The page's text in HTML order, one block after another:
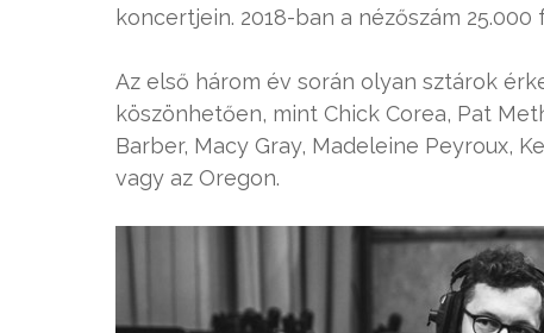
koncertjein. 2018-ban a nézőszám
Az első három év során olyan sztárok
köszönhetően, mint Chick Corea, Pat
Barber, Macy Gray, Madeleine Peyroux,
vagy az Oregon.